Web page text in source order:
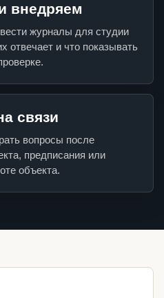
внедряем
журналы для студии
отвечает и что показывать
связи
вопросы после
предписания или
объекта.